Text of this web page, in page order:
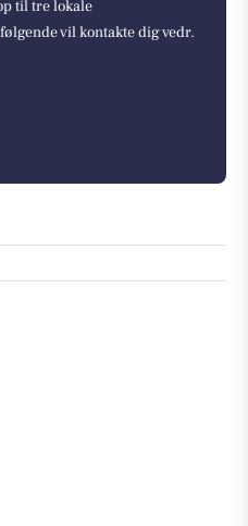
til tre lokale
vil kontakte dig vedr.